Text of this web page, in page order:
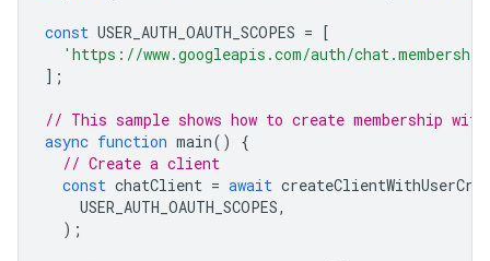
const USER_AUTH_OAUTH_SCOPES = [
'https://www.googleapis.com/auth/
];
// This sample shows how to create membership
async function main()
{
// Create a client
const chatClient = await
USER_AUTH_OAUTH_SCOPES,
);